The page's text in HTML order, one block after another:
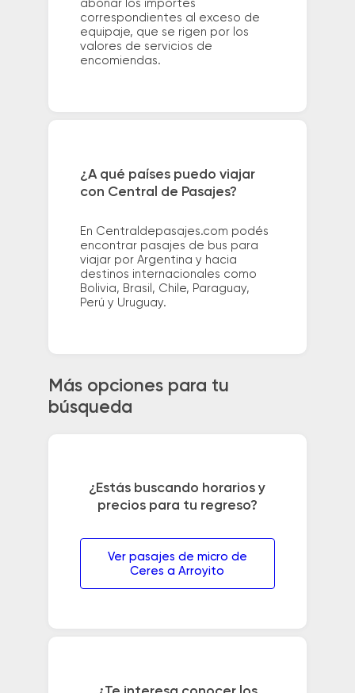
abonar los importes
correspondientes al exceso de
equipaje, que se rigen por los
valores de servicios de
encomiendas.
¿A qué países puedo viajar
con Central de Pasajes?
En Centraldepasajes.com podés
encontrar pasajes de bus para
viajar por Argentina y hacia
destinos internacionales como
Bolivia, Brasil, Chile, Paraguay,
Perú y Uruguay.
Más opciones para tu
búsqueda
¿Estás buscando horarios y
precios para tu regreso?
Ver pasajes de micro de
Ceres a Arroyito